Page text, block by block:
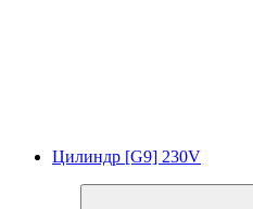
Цилиндр [G9] 230V